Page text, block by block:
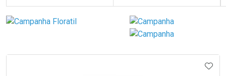
FECHAR
FECHAR
Laboratório
Por Menos